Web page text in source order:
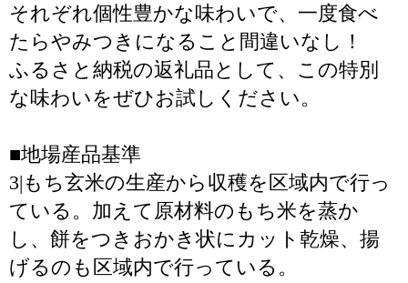
それぞれ個性豊かな味わいで、一度食べ
たらやみつきになること間違いなし！
ふるさと納税の返礼品として、この特別
な味わいをぜひお試しください。
■地場産品基準
3|もち玄米の生産から収穫を区域内で行っ
ている。加えて原材料のもち米を蒸か
し、餅をつきおかき状にカット乾燥、揚
げるのも区域内で行っている。